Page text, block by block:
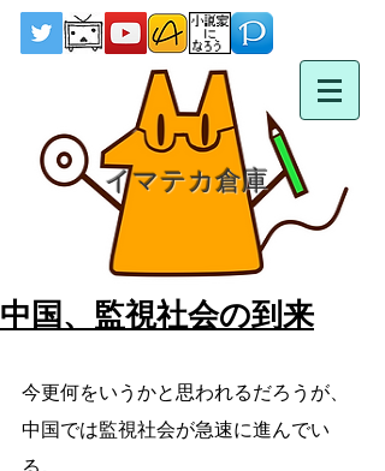
イマテカ倉庫
中国、監視社会の到来
今更何をいうかと思われるだろうが、
中国では監視社会が急速に進んでい
る。